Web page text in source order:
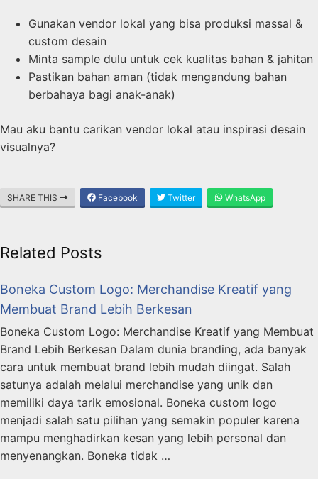
Gunakan vendor lokal yang bisa produksi massal &
custom desain
Minta sample dulu untuk cek kualitas bahan & jahitan
Pastikan bahan aman (tidak mengandung bahan
berbahaya bagi anak-anak)
Mau aku bantu carikan vendor lokal atau inspirasi desain
visualnya?
SHARE THIS Facebook Twitter WhatsApp
Related Posts
Boneka Custom Logo: Merchandise Kreatif yang
Membuat Brand Lebih Berkesan
Boneka Custom Logo: Merchandise Kreatif yang Membuat
Brand Lebih Berkesan Dalam dunia branding, ada banyak
cara untuk membuat brand lebih mudah diingat. Salah
satunya adalah melalui merchandise yang unik dan
memiliki daya tarik emosional. Boneka custom logo
menjadi salah satu pilihan yang semakin populer karena
mampu menghadirkan kesan yang lebih personal dan
menyenangkan. Boneka tidak …